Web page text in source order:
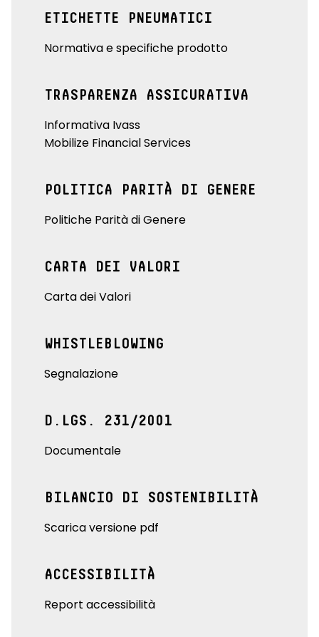
ETICHETTE PNEUMATICI
Normativa e specifiche prodotto
TRASPARENZA ASSICURATIVA
Informativa Ivass
Mobilize Financial Services
POLITICA PARITÀ DI GENERE
Politiche Parità di Genere
CARTA DEI VALORI
Carta dei Valori
WHISTLEBLOWING
Segnalazione
D.LGS. 231/2001
Documentale
BILANCIO DI SOSTENIBILITÀ
Scarica versione pdf
ACCESSIBILITÀ
Report accessibilità